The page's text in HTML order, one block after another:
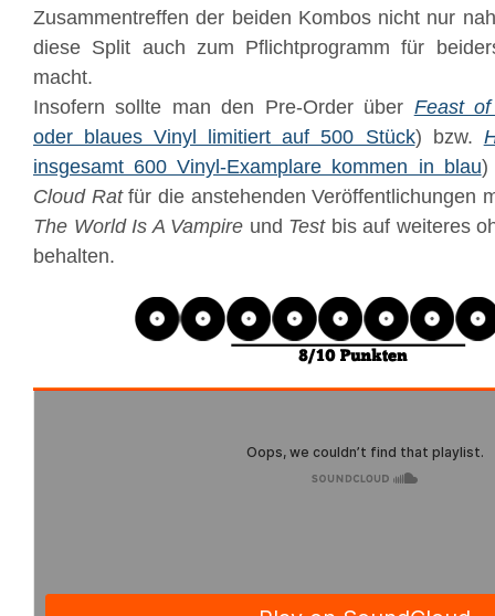
Zusammentreffen der beiden Kombos nicht nur
diese Split auch zum Pflichtprogramm für
macht.
Insofern sollte man den Pre-Order über Feast of
oder blaues Vinyl limitiert auf 500 Stück) bzw.
insgesamt 600 Vinyl-Examplare kommen in blau)
Cloud Ratfür die anstehenden Veröffentlichungen
The World Is A Vampire und Testbis auf weiteres
behalten.